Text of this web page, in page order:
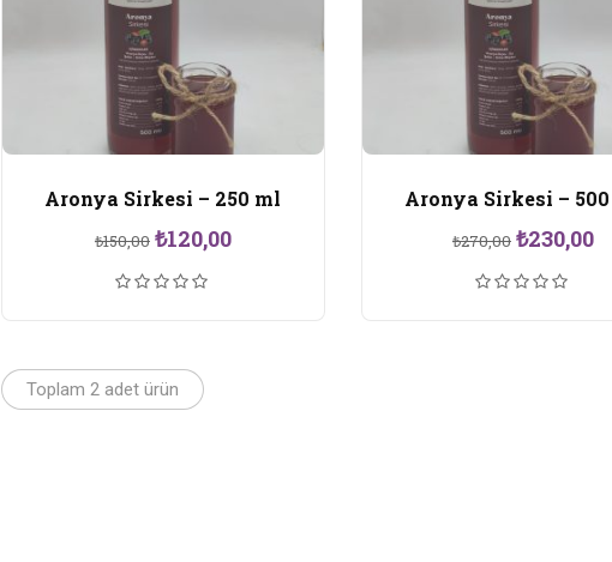
Aronya Sirkesi – 250 ml
₺150,00 Orijinal
fiyat:
₺150,00.
₺120,00Şu
Aronya Sirkesi –
₺270,00 Orijinal
fiyat:
₺270,00.
₺230,00Şu
Toplam 2 adet ürün